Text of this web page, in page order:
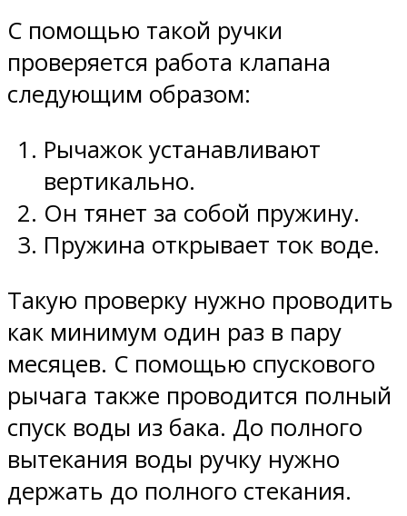
С помощью такой ручки
проверяется работа клапана
следующим образом:
Рычажок устанавливают
вертикально.
Он тянет за собой пружину.
Пружина открывает ток воде.
Такую проверку нужно проводить
как минимум один раз в пару
месяцев. С помощью спускового
рычага также проводится полный
спуск воды из бака. До полного
вытекания воды ручку нужно
держать до полного стекания.